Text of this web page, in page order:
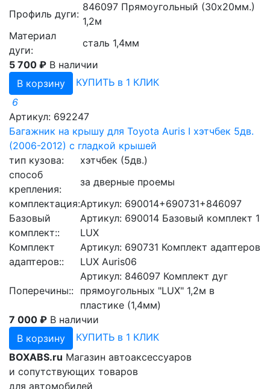
Профиль дуги:
846097 Прямоугольный (30x20мм.)
1,2м
Материал
дуги:
сталь 1,4мм
5 700 ₽ В наличии
В корзину
КУПИТЬ в 1 КЛИК
6
Артикул: 692247
Багажник на крышу для Toyota Auris I хэтчбек 5дв.
(2006-2012) с гладкой крышей
тип кузова:
хэтчбек (5дв.)
способ
крепления:
за дверные проемы
комплектация:Артикул: 690014+690731+846097
Базовый
комплект::
Артикул: 690014 Базовый комплект 1
LUX
Комплект
адаптеров::
Артикул: 690731 Комплект адаптеров
LUX Auris06
Поперечины::
Артикул: 846097 Комплект дуг
прямоугольных "LUX" 1,2м в
пластике (1,4мм)
7 000 ₽ В наличии
В корзину
КУПИТЬ в 1 КЛИК
BOXABS.ru Магазин автоаксессуаров
и сопутствующих товаров
для автомобилей